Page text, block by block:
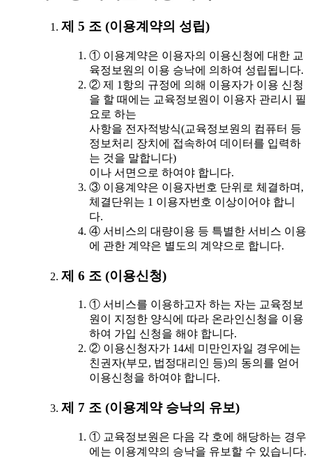
제 5 조 (이용계약의 성립)
① 이용계약은 이용자의 이용신청에 대한 교
육정보원의 이용 승낙에 의하여 성립됩니다.
② 제 1항의 규정에 의해 이용자가 이용 신청
을 할 때에는 교육정보원이 이용자 관리시 필
요로 하는
사항을 전자적방식(교육정보원의 컴퓨터 등
정보처리 장치에 접속하여 데이터를 입력하
는 것을 말합니다)
이나 서면으로 하여야 합니다.
③ 이용계약은 이용자번호 단위로 체결하며,
체결단위는 1 이용자번호 이상이어야 합니
다.
④ 서비스의 대량이용 등 특별한 서비스 이용
에 관한 계약은 별도의 계약으로 합니다.
제 6 조 (이용신청)
① 서비스를 이용하고자 하는 자는 교육정보
원이 지정한 양식에 따라 온라인신청을 이용
하여 가입 신청을 해야 합니다.
② 이용신청자가 14세 미만인자일 경우에는
친권자(부모, 법정대리인 등)의 동의를 얻어
이용신청을 하여야 합니다.
제 7 조 (이용계약 승낙의 유보)
① 교육정보원은 다음 각 호에 해당하는 경우
에는 이용계약의 승낙을 유보할 수 있습니다.